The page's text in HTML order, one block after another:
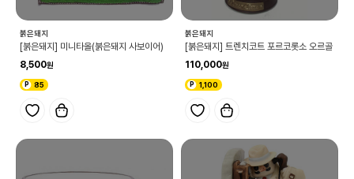
붉은돼지
[붉은돼지] 미니타올(붉은돼지 사보이어)
8,500
85
붉은돼지
[붉은돼지] 트렌치코트 포르코롯소 오르골
110,000
1,100